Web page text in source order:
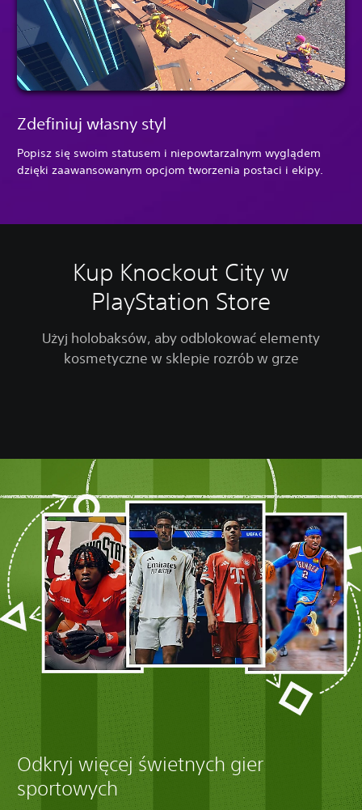
Zdefiniuj własny styl
Popisz się swoim statusem i niepowtarzalnym wyglądem
dzięki zaawansowanym opcjom tworzenia postaci i ekipy.
Kup Knockout City w
PlayStation Store
Użyj holobaksów, aby odblokować elementy
kosmetyczne w sklepie rozrób w grze
Odkryj więcej świetnych gier
sportowych